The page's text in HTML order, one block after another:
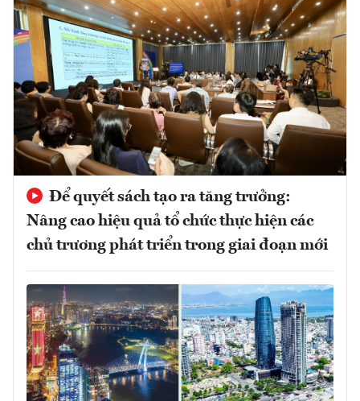
Để quyết sách tạo ra tăng trưởng:
Nâng cao hiệu quả tổ chức thực hiện các
chủ trương phát triển trong giai đoạn mới